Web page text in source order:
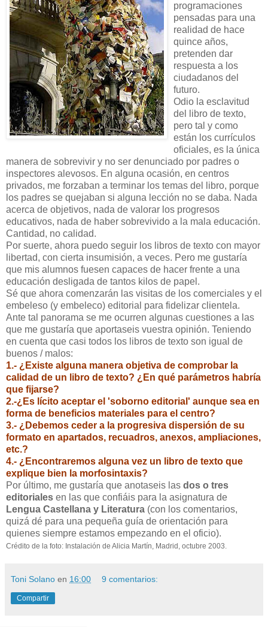
programaciones
pensadas para una
realidad de hace
quince años,
pretenden dar
respuesta a los
ciudadanos del
futuro.
Odio la esclavitud
del libro de texto,
pero tal y como
están los currículos
oficiales, es la única
manera de sobrevivir y no ser denunciado por padres o
inspectores alevosos. En alguna ocasión, en centros
privados, me forzaban a terminar los temas del libro, porque
los padres se quejaban si alguna lección no se daba. Nada
acerca de objetivos, nada de valorar los progresos
educativos, nada de haber sobrevivido a la mala educación.
Cantidad, no calidad.
Por suerte, ahora puedo seguir los libros de texto con mayor
libertad, con cierta insumisión, a veces. Pero me gustaría
que mis alumnos fuesen capaces de hacer frente a una
educación desligada de tantos kilos de papel.
Sé que ahora comenzarán las visitas de los comerciales y el
embeleso (y embeleco) editorial para fidelizar clientela.
Ante tal panorama se me ocurren algunas cuestiones a las
que me gustaría que aportaseis vuestra opinión. Teniendo
en cuenta que casi todos los libros de texto son igual de
buenos / malos:
1.- ¿Existe alguna manera objetiva de comprobar la
calidad de un libro de texto? ¿En qué parámetros habría
que fijarse?
2.-¿Es lícito aceptar el 'soborno editorial' aunque sea en
forma de beneficios materiales para el centro?
3.- ¿Debemos ceder a la progresiva dispersión de su
formato en apartados, recuadros, anexos, ampliaciones,
etc.?
4.- ¿Encontraremos alguna vez un libro de texto que
explique bien la morfosintaxis?
Por último, me gustaría que anotaseis las dos o tres
editoriales en las que confiáis para la asignatura de
Lengua Castellana y Literatura (con los comentarios,
quizá dé para una pequeña guía de orientación para
quienes siempre estamos empezando en el oficio).
Crédito de la foto: Instalación de Alicia Martín, Madrid, octubre 2003.
Toni Solano en 16:00 9 comentarios:
Compartir